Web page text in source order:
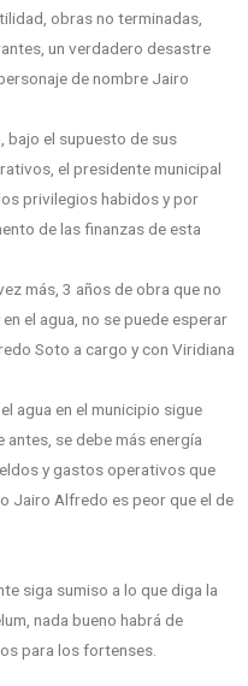
obras no terminadas,
un verdadero desastre
de nombre Jairo
bajo el supuesto de sus
el presidente municipal
privilegios habidos y por
de las finanzas de esta
más, 3 años de obra que no
el agua, no se puede esperar
Soto a cargo y con Viridiana
agua en el municipio sigue
se debe más energía
y gastos operativos que
Jairo Alfredo es peor que el de
siga sumiso a lo que diga la
nada bueno habrá de
para los fortenses.